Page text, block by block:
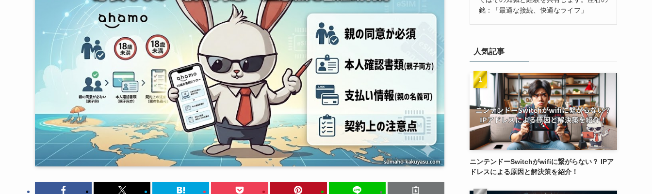
銘：「最適な接続、快適なライフ」
人気記事
ニンテンドーSwitchがwifiに繋がらない？ IPア
ドレスによる原因と解決策を紹介！